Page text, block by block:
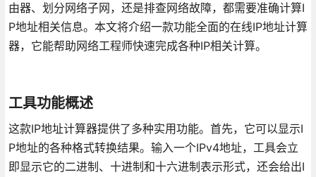
由器、划分网络子网，还是排查网络故障，都需要准确计算I
P地址相关信息。本文将介绍一款功能全面的在线IP地址计算
器，它能帮助网络工程师快速完成各种IP相关计算。
工具功能概述
这款IP地址计算器提供了多种实用功能。首先，它可以显示I
P地址的各种格式转换结果。输入一个IPv4地址，工具会立
即显示它的二进制、十进制和十六进制表示形式，还会给出I